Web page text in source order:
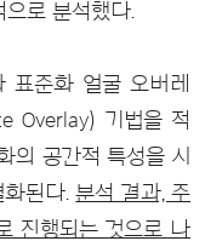
로 분석했다.
표준화 얼굴 오버레
Overlay) 기법을 적
의 공간적 특성을 시
화된다.분석 결과, 주
진행되는 것으로 나